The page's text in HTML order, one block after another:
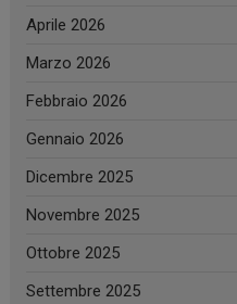
Aprile 2026
Marzo 2026
Febbraio 2026
Gennaio 2026
Dicembre 2025
Novembre 2025
Ottobre 2025
Settembre 2025